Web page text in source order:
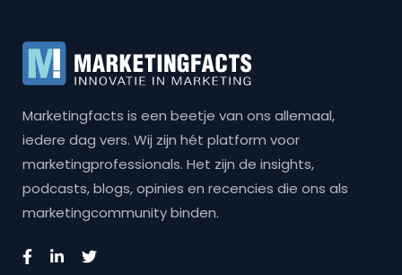
Marketingfacts is een beetje van ons allemaal,
iedere dag vers. Wij zijn hét platform voor
marketingprofessionals. Het zijn de insights,
podcasts, blogs, opinies en recencies die ons als
marketingcommunity binden.